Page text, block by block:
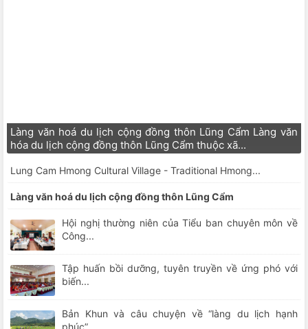
Làng văn hoá du lịch cộng đồng thôn Lũng Cẩm Làng văn
hóa du lịch cộng đồng thôn Lũng Cẩm thuộc xã...
Lung Cam Hmong Cultural Village - Traditional Hmong...
Làng văn hoá du lịch cộng đồng thôn Lũng Cẩm
Hội nghị thường niên của Tiểu ban chuyên môn về
Công...
Tập huấn bồi dưỡng, tuyên truyền về ứng phó với
biến...
Bản Khun và câu chuyện về “làng du lịch hạnh